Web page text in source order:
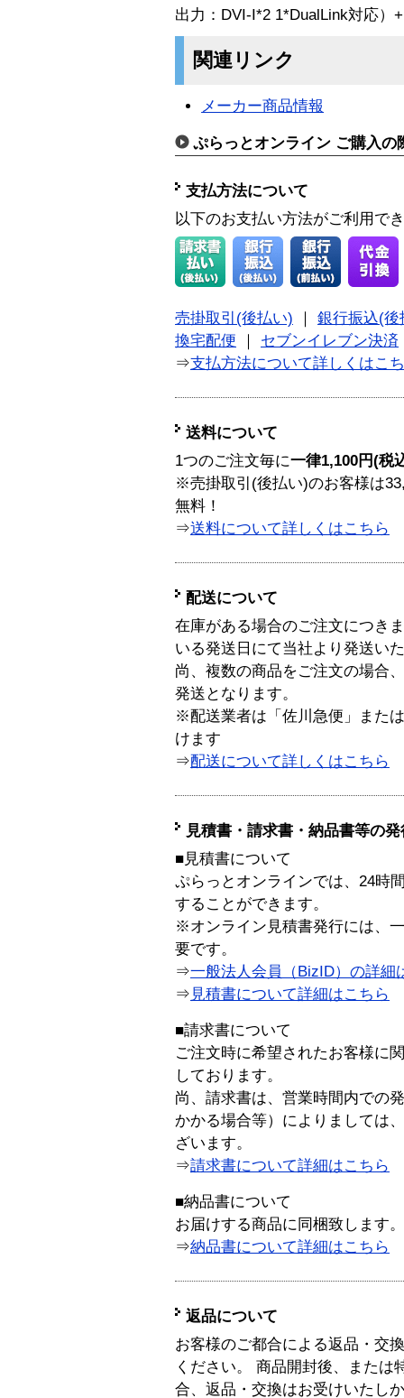
出力：DVI-I*2 1*DualLink対応）
関連リンク
メーカー商品情報
ぷらっとオンライン ご購入の
支払方法について
以下のお支払い方法がご利用で
売掛取引(後払い)
銀行振込(後
換宅配便
セブンイレブン決済
⇒支払方法について詳しくはこ
送料について
1つのご注文毎に一律1,100円(税
※売掛取引(後払い)のお客様は
無料！
⇒送料について詳しくはこちら
配送について
在庫がある場合のご注文につき
いる発送日にて当社より発送い
尚、複数の商品をご注文の場合
発送となります。
※配送業者は「佐川急便」また
けます
⇒配送について詳しくはこちら
見積書・請求書・納品書等の
■見積書について
ぷらっとオンラインでは、24時
することができます。
※オンライン見積書発行には、
要です。
⇒一般法人会員（BizID）の詳細
⇒ 見積書について詳細はこちら
■請求書について
ご注文時に希望されたお客様に
しております。
尚、請求書は、営業時間内での
かかる場合等）によりましては
ざいます。
⇒請求書について詳細はこちら
■納品書について
お届けする商品に同梱致します。
⇒納品書について詳細はこちら
返品について
お客様のご都合による返品・交
ください。 商品開封後、または
合、返品・交換はお受けいたし